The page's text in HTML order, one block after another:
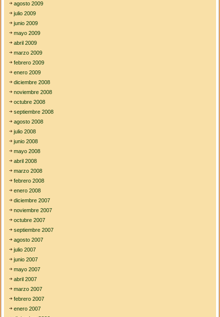
agosto 2009
julio 2009
junio 2009
mayo 2009
abril 2009
marzo 2009
febrero 2009
enero 2009
diciembre 2008
noviembre 2008
octubre 2008
septiembre 2008
agosto 2008
julio 2008
junio 2008
mayo 2008
abril 2008
marzo 2008
febrero 2008
enero 2008
diciembre 2007
noviembre 2007
octubre 2007
septiembre 2007
agosto 2007
julio 2007
junio 2007
mayo 2007
abril 2007
marzo 2007
febrero 2007
enero 2007